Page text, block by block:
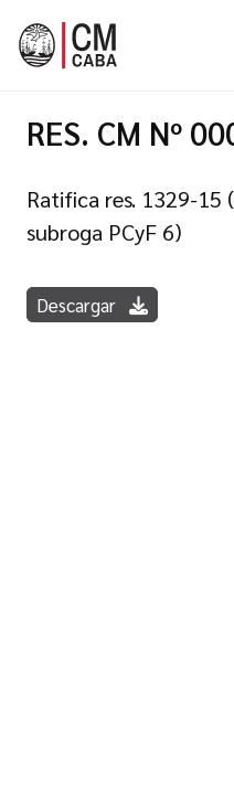
RES. CM Nº
Ratifica res. 1329-15
subroga PCyF 6)
Descargar